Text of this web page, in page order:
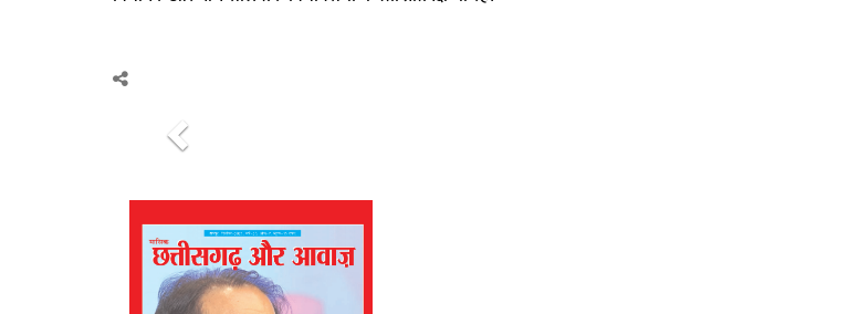
P
e
v
i
o